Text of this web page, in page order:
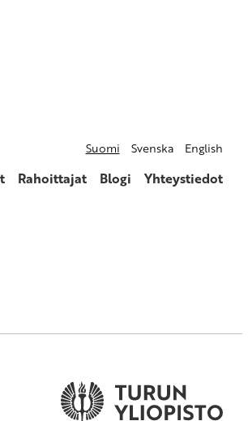
Suomi Svenska English
Rahoittajat Blogi Yhteystiedot